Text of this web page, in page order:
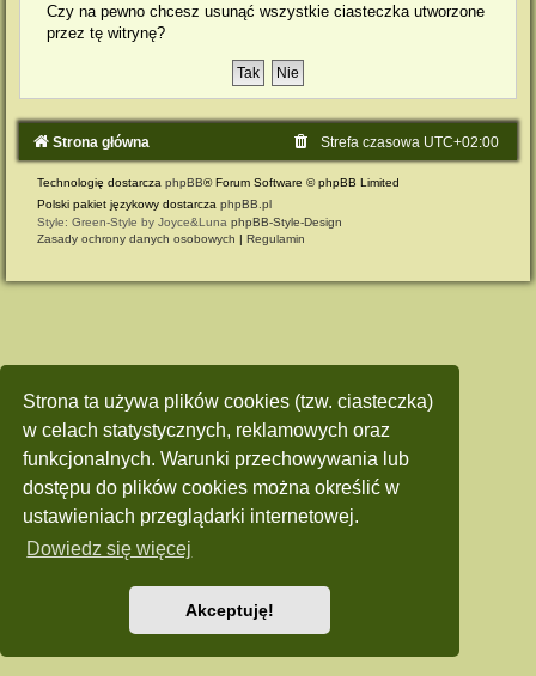
Strona ta używa plików cookies (tzw. ciasteczka)
w celach statystycznych, reklamowych oraz
funkcjonalnych. Warunki przechowywania lub
dostępu do plików cookies można określić w
ustawieniach przeglądarki internetowej.
Dowiedz się więcej
Akceptuję!
Czy na pewno chcesz usunąć wszystkie ciasteczka utworzone
przez tę witrynę?
Strona główna Strefa czasowa UTC+02:00
Technologię dostarcza phpBB® Forum Software © phpBB Limited
Polski pakiet językowy dostarcza phpBB.pl
Style: Green-Style by Joyce&Luna phpBB-Style-Design
Zasady ochrony danych osobowych | Regulamin